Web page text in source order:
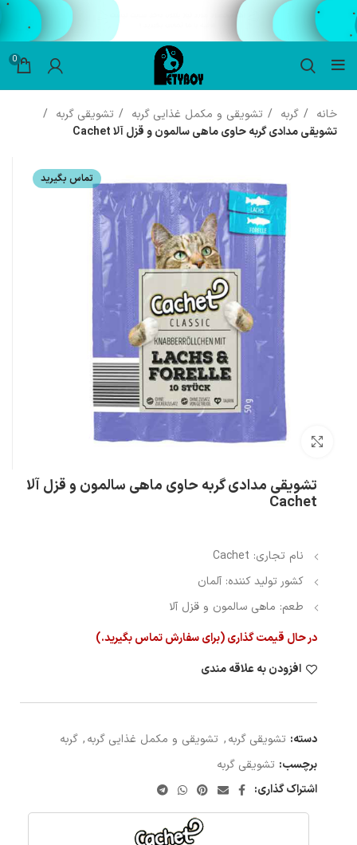
0
خانه گربه تشویقی و مکمل غذایی گربه
تشویقی گربه
تشویقی مدادی گربه حاوی ماهی سالمون و قزل آلا Cachet
تماس بگیرید
بزرگنمایی تصویر
تشویقی مدادی گربه حاوی ماهی سالمون و قزل آلا
Cachet
نام تجاری: Cachet
کشور تولید کننده: آلمان
طعم: ماهی سالمون و قزل آلا
در حال قیمت گذاری (برای سفارش تماس بگیرید.)
افزودن به علاقه مندی
دسته: تشویقی گربه, تشویقی و مکمل غذایی گربه, گربه
برچسب: تشویقی گربه
اشتراک گذاری: